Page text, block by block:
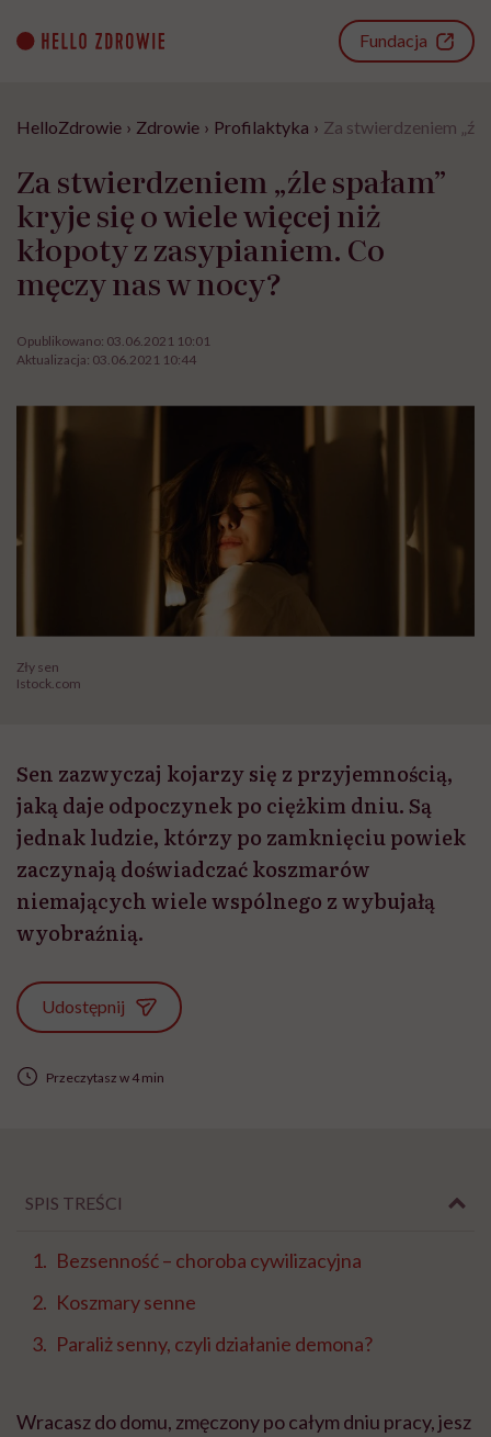
content
Fundacja
HelloZdrowie › Zdrowie › Profilaktyka › Za stwierdzeniem
Za stwierdzeniem „źle spałam”
kryje się o wiele więcej niż
kłopoty z zasypianiem. Co
męczy nas w nocy?
Opublikowano: 03.06.2021 10:01
Aktualizacja: 03.06.2021 10:44
Zły sen
Istock.com
Sen zazwyczaj kojarzy się z przyjemnością,
jaką daje odpoczynek po ciężkim dniu. Są
jednak ludzie, którzy po zamknięciu powiek
zaczynają doświadczać koszmarów
niemających wiele wspólnego z wybujałą
wyobraźnią.
Udostępnij
Przeczytasz w 4 min
SPIS TREŚCI
Bezsenność – choroba cywilizacyjna
Koszmary senne
Paraliż senny, czyli działanie demona?
Wracasz do domu, zmęczony po całym dniu pracy, jesz